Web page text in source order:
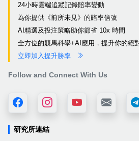
24小時雲端追蹤記錄賠率變動
為你提供《前所未見》的賠率信號
AI精選及投注策略助你節省 10x 時間
全方位的競馬科學+AI應用，提升你的絕
立即加入提升勝率
Follow and Connect With Us
研究所連結